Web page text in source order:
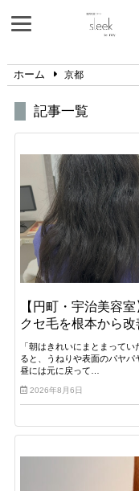
ホーム 京都
記事一覧
【円町・宇治美容
クセ毛を根本から
「朝はきれいにまとまって
ると、うねりや表面のパヤ
昼には元に戻って…
2026年8月6日